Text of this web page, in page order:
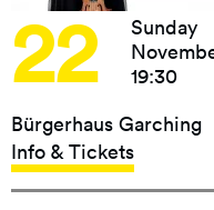
22
Sunday
19:30
Bürgerhaus Garching
Info & Tickets